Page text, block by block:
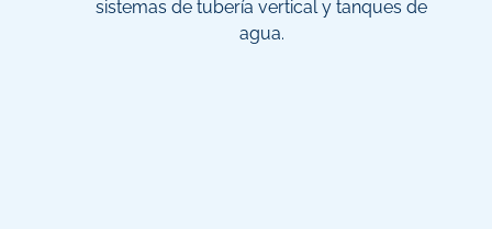
sistemas de tubería vertical y tanques de
agua.